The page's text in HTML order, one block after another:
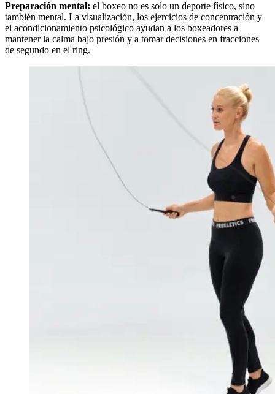
Preparación mental: el boxeo no es solo un deporte físico, sino
también mental. La visualización, los ejercicios de concentración y
el acondicionamiento psicológico ayudan a los boxeadores a
mantener la calma bajo presión y a tomar decisiones en fracciones
de segundo en el ring.